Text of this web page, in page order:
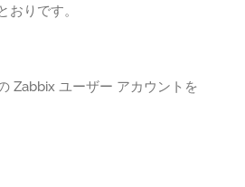
おりです。
Zabbix ユーザー アカウントを